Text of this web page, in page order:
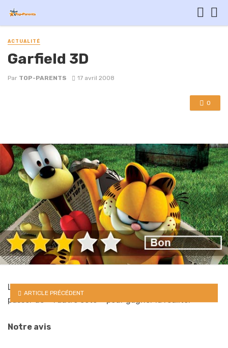
ACTUALITÉ
Garfield 3D
Par TOP-PARENTS 17 avril 2008
0
Lassé d’être une idole de papier, Garfield décide de
passer de « l’autre côté » pour gagner la réalité.
Notre avis
ARTICLE PRÉCÉDENT